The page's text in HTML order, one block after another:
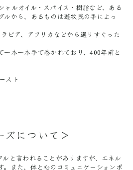
ルオイル・スパイス・樹脂など、ある
ルから、あるものは遊牧民の手によっ
ビア、アフリカなどから選りすぐった
本一本手で巻かれており、400年前と
スト
について＞
と言われることがありますが、エネル
。また、体と心のコミュニケーションポ